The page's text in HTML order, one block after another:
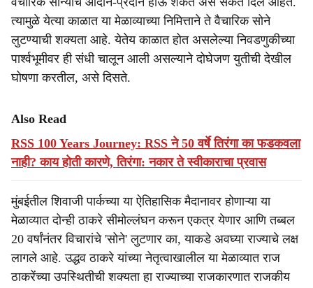
त्यामुळे येत्या काळात या मेळाव्याच्या निमित्ताने ते वैचारिक सोने
लुटण्याची शक्यता आहे. येतेय काळात होत असलेल्या निवडणुकीच्या
पार्श्वभूमीवर ही संधी चालून आली असल्याने दोघेजण युतीची देखील
घोषणा करतील, असे दिसते.
Also Read
RSS 100 Years Journey: RSS ने 50 वर्षे तिरंगा का फडकवला
नाही? काय होती कारणे, तिरंगा: नकार ते स्वीकाराचा प्रवास
मुंबईतील शिवाजी पार्कच्या या ऐतिहासिक मैदानावर होणाऱ्या या
मेळाव्यात दोन्ही ठाकरे सीमोल्लंघन करून एकत्र येणार आणि तब्बल
20 वर्षांनंतर विचारांचे 'सोने' लुटणार का, याकडे अवघ्या राज्याचे लक्ष
लागले आहे. उद्धव ठाकरे यांच्या नेतृत्वाखालील या मेळाव्यात राज
ठाकरेंच्या उपस्थितीची शक्यता हा राज्याच्या राजकारणात राजकीय